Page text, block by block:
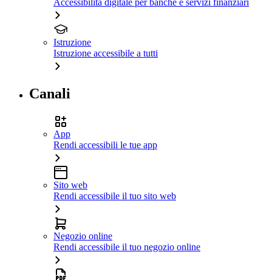
Accessibilità digitale per banche e servizi finanziari
Istruzione
Istruzione accessibile a tutti
Canali
App
Rendi accessibili le tue app
Sito web
Rendi accessibile il tuo sito web
Negozio online
Rendi accessibile il tuo negozio online